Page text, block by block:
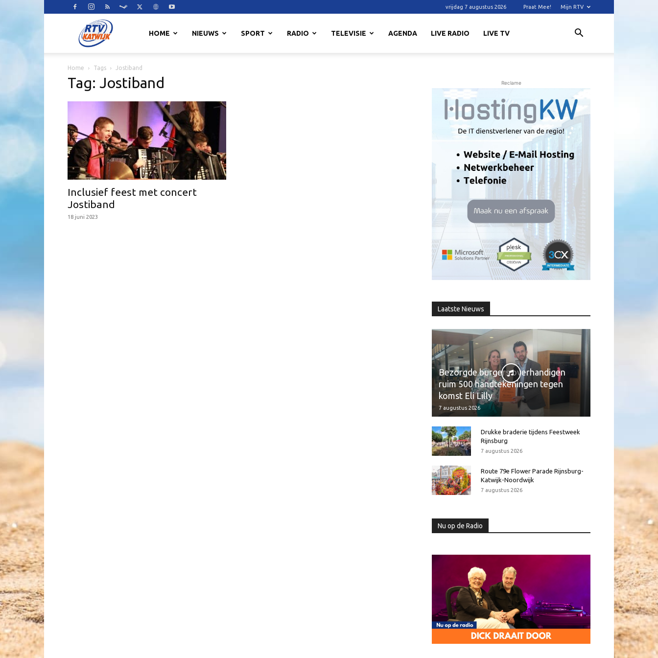
vrijdag 7 augustus 2026 Praat Mee! Mijn RTV
Katwijk
HOME NIEUWS SPORT RADIO TELEVISIE AGENDA LIVE RADIO LIVE TV
Home Tags Jostiband
Tag: Jostiband
Inclusief feest met concert
Jostiband
18 juni 2023
Reclame
Laatste Nieuws
Bezorgde burgers overhandigen
ruim 500 handtekeningen tegen
komst Eli Lilly
7 augustus 2026
Drukke braderie tijdens Feestweek
Rijnsburg
7 augustus 2026
Route 79e Flower Parade Rijnsburg-
Katwijk-Noordwijk
7 augustus 2026
Nu op de Radio